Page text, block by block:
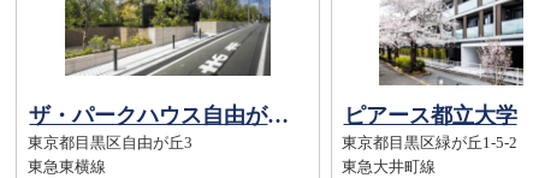
ザ・パークハウス自由が丘ディアナガーデン
東京都目黒区自由が丘3
東急東横線
ピアース都立大学
東京都目黒区緑が丘1-5-2
東急大井町線